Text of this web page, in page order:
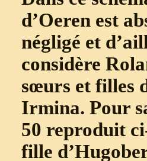
d’Oeren est
négligé et
considère
sœurs et filles
Irmina. Pour
50 reproduit
fille